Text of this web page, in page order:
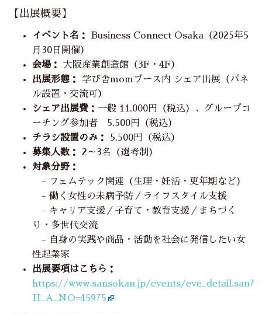
【出展概要】
イベント名：
Business Connect Osaka（2025年5
月30日開催）
会場：
大阪産業創造館（3F・4F）
出展形態：
学び舎momブース内 シェア出展（パネ
ル設置・交流可）
シェア出展費： 一般 11,000円（税込）、グループコ
ーチング参加者 5,500円（税込）
チラシ設置のみ：
5,500円（税込）
募集人数：
2～3名（選考制）
対象分野：
- フェムテック関連（生理・妊活・更年期など）
- 働く女性の未病予防／ライフスタイル支援
- キャリア支援／子育て・教育支援／まちづく
り・多世代交流
- 自身の実践や商品・活動を社会に発信したい女
性起業家
出展要項はこちら：
https://www.sansokan.jp/events/eve_detail.san?
H_A_NO=45975